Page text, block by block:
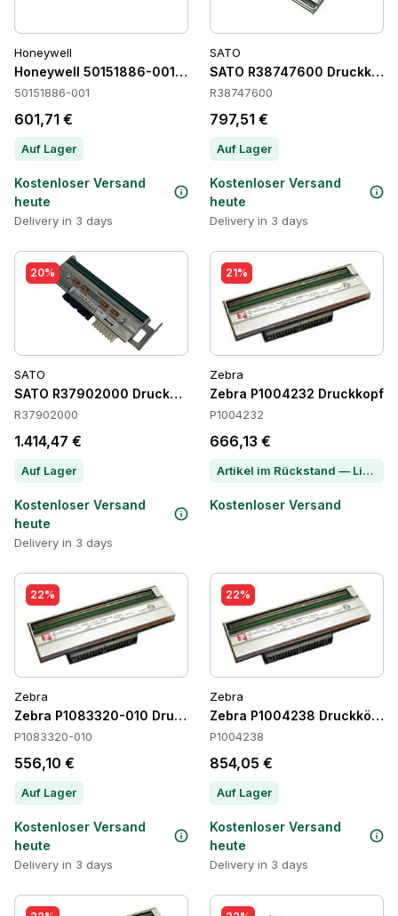
Honeywell
Honeywell 50151886-001 Druckköpfe
50151886-001
601,71 €
Auf Lager
Kostenloser Versand
heute
Delivery in 3 days
SATO
SATO R38747600
R38747600
797,51 €
Auf Lager
Kostenloser Versand
heute
Delivery in 3 days
20%
SATO
SATO R37902000 Druckköpfe
R37902000
1.414,47 €
Auf Lager
Kostenloser Versand
heute
Delivery in 3 days
21%
Zebra
Zebra P1004232 Druckkopf
P1004232
666,13 €
Artikel im Rückstand — Lieferzeit per Chat erfragen
Kostenloser Versand
22%
Zebra
Zebra P1083320-010 Druckköpfe
P1083320-010
556,10 €
Auf Lager
Kostenloser Versand
heute
Delivery in 3 days
22%
Zebra
Zebra P1004238 Druckköpfe
P1004238
854,05 €
Auf Lager
Kostenloser Versand
heute
Delivery in 3 days